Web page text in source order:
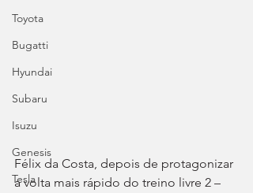
Toyota
Bugatti
Hyundai
Subaru
Isuzu
Genesis
Tesla
Félix da Costa, depois de protagonizar
a volta mais rápido do treino livre 2 –